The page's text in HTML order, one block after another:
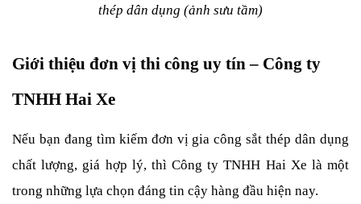
thép dân dụng (ảnh sưu tầm)
Giới thiệu đơn vị thi công uy tín – Công ty
TNHH Hai Xe
Nếu bạn đang tìm kiếm đơn vị gia công sắt thép dân dụng
chất lượng, giá hợp lý, thì Công ty TNHH Hai Xe là một
trong những lựa chọn đáng tin cậy hàng đầu hiện nay.